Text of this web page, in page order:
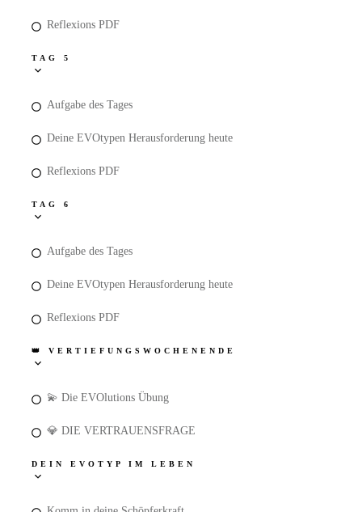
Reflexions PDF
TAG 5
Aufgabe des Tages
Deine EVOtypen Herausforderung heute
Reflexions PDF
TAG 6
Aufgabe des Tages
Deine EVOtypen Herausforderung heute
Reflexions PDF
👑 VERTIEFUNGSWOCHENENDE
💫 Die EVOlutions Übung
💎 DIE VERTRAUENSFRAGE
DEIN EVOTYP IM LEBEN